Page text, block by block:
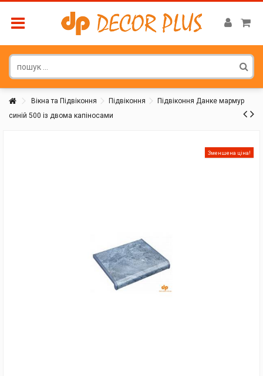
Вікна та Підвіконня Підвіконня
Підвіконня Данке мармур
синій 500 із двома капіносами
Зменшена ціна!